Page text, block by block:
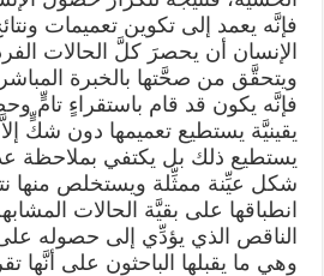
فإنَّه يعمد إلى تكوين تعميمات
الإنسان أن يحصرَ كلَّ الحالات
ويتحقَّق من صحَّتها بالخبرة
فإنَّه يكون قد قام باستقراءٍ تامٍّ
يقينيَّة يستطيع تعميمها دون شكٍّ إلاَّ
يستطيع ذلك بل يكتفي بملاحظة
شكل عيِّنة ممثِّلة ويستخلص منها
انطباقها على بقيَّة الحالات
الناقص الذي يؤدِّي إلى حصوله على
وهي ما يقبلها الباحثون على أنَّها